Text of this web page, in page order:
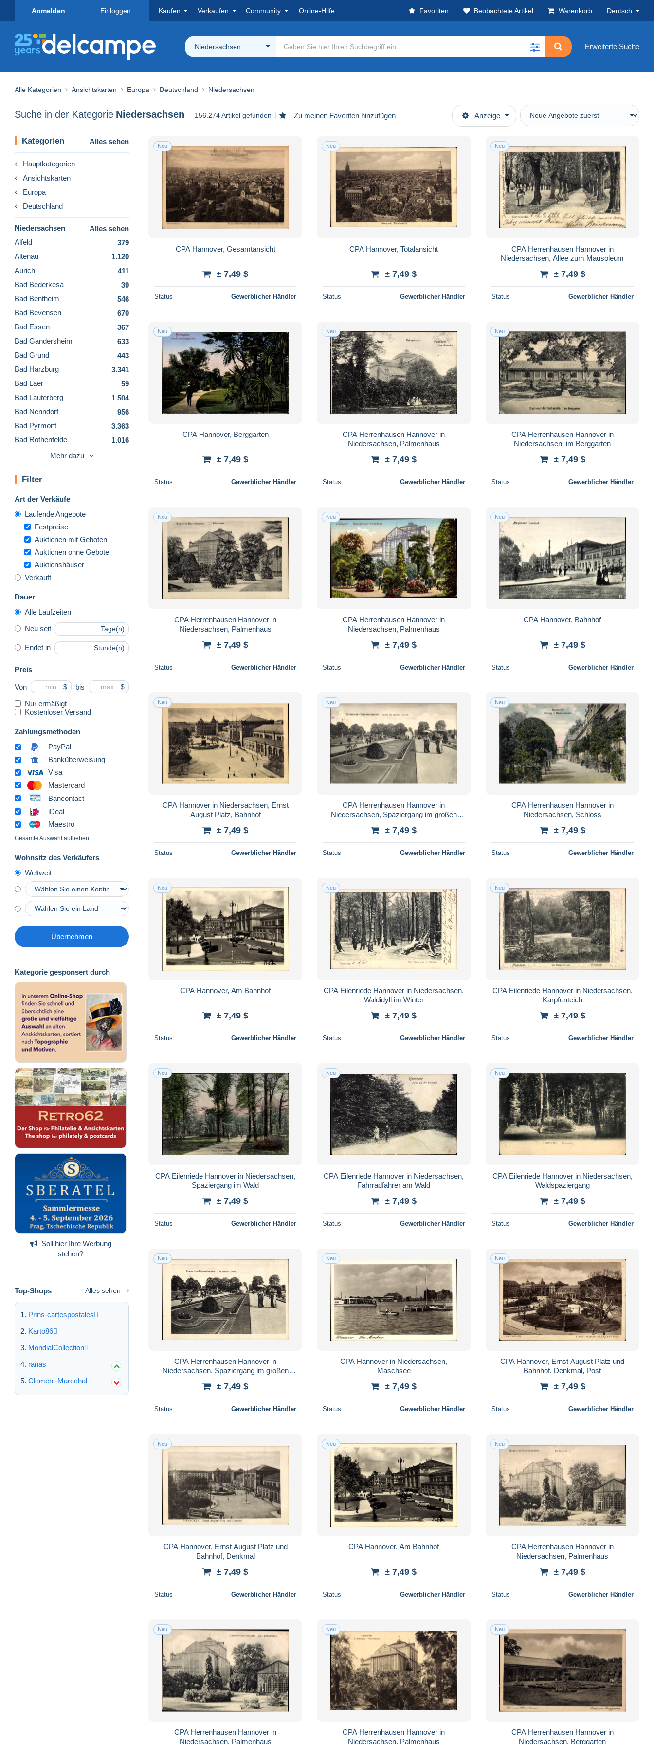
Anmelden Einloggen Kaufen Verkaufen Community Online-Hilfe Favoriten Beobachtete Artikel Warenkorb Deutsch
Niedersachsen Erweiterte Suche
Alle Kategorien Ansichtskarten Europa Deutschland Niedersachsen
Suche in der Kategorie Niedersachsen 156.274 Artikel gefunden Zu meinen Favoriten hinzufügen Anzeige
Kategorien Alles sehen
Hauptkategorien
Ansichtskarten
Europa
Deutschland
Niedersachsen
Alles sehen
Alfeld
379
Altenau
1.120
Aurich
411
Bad Bederkesa
39
Bad Bentheim
546
Bad Bevensen
670
Bad Essen
367
Bad Gandersheim
633
Bad Grund
443
Bad Harzburg
3.341
Bad Laer
59
Bad Lauterberg
1.504
Bad Nenndorf
956
Bad Pyrmont
3.363
Bad Rothenfelde
1.016
Bad Sachsa
Bad Zwischenahn
Barsinghausen
Bentheim
Bergen
Bissendorf
Bodenwerder
Borkum
Brake
Bramsche
Braunlage
Braunschweig
3.921
98
Buchholz
135
Bückeburg
Burgdorf
105
Burgwedel
24
Buxtehude
Clausthal-Zellerfeld
Cloppenburg
Cuxhaven
Damme
Dannenberg
Delmenhorst
Diepholz
Dinklage
Einbeck
Elsfleth
Emden
662
Esens
384
Friedeburg
27
Fürstenberg
65
Georgsmarienhütte
Goslar
6.911
Göttingen
2.179
Hameln (Pyrmont)
2.116
Hannover
12.450
Hannoversch Münden
2.082
Hardegsen
93
Haselünne
38
Helmstedt
506
Herzberg
Hessisch-Oldendorf
162
Hildesheim
4.200
Hitzacker
257
Hollenstedt
Holzminden
Jever
Juist
694
Königslutter
Langenargen
11
Langeoog
662
Leer
Lehrte
193
Lohne
Mehr dazu
Filter
Art der Verkäufe
Laufende Angebote
Festpreise
Auktionen mit Geboten
Auktionen ohne Gebote
Auktionshäuser
Verkauft
Dauer
Alle Laufzeiten
Neu seit Tage(n)
Endet in Stunde(n)
Preis
Von $ bis $
Nur ermäßigt
Kostenloser Versand
Zahlungsmethoden
PayPal
Banküberweisung
Visa
Mastercard
Bancontact
iDeal
Maestro
Gesamte Auswahl aufheben
Wohnsitz des Verkäufers
Weltweit
Übernehmen
Kategorie gesponsert durch
Soll hier Ihre Werbung
stehen?
Top-Shops Alles sehen
Prins-cartespostales
Karto86
MondialCollection
ranas
Clement-Marechal
Neu
CPA Hannover, Gesamtansicht
± 7,49 $
Status Gewerblicher Händler
Neu
CPA Hannover, Totalansicht
± 7,49 $
Status Gewerblicher Händler
Neu
CPA Herrenhausen Hannover in
Niedersachsen, Allee zum Mausoleum
± 7,49 $
Status Gewerblicher Händler
Neu
CPA Hannover, Berggarten
± 7,49 $
Status Gewerblicher Händler
Neu
CPA Herrenhausen Hannover in
Niedersachsen, Palmenhaus
± 7,49 $
Status Gewerblicher Händler
Neu
CPA Herrenhausen Hannover in
Niedersachsen, im Berggarten
± 7,49 $
Status Gewerblicher Händler
Neu
CPA Herrenhausen Hannover in
Niedersachsen, Palmenhaus
± 7,49 $
Status Gewerblicher Händler
Neu
CPA Herrenhausen Hannover in
Niedersachsen, Palmenhaus
± 7,49 $
Status Gewerblicher Händler
Neu
CPA Hannover, Bahnhof
± 7,49 $
Status Gewerblicher Händler
Neu
CPA Hannover in Niedersachsen, Ernst
August Platz, Bahnhof
± 7,49 $
Status Gewerblicher Händler
Neu
CPA Herrenhausen Hannover in
Niedersachsen, Spaziergang im großen
± 7,49 $
Status Gewerblicher Händler
Neu
CPA Herrenhausen Hannover in
Niedersachsen, Schloss
± 7,49 $
Status Gewerblicher Händler
Neu
CPA Hannover, Am Bahnhof
± 7,49 $
Status Gewerblicher Händler
Neu
CPA Eilenriede Hannover in Niedersachsen,
Waldidyll im Winter
± 7,49 $
Status Gewerblicher Händler
Neu
CPA Eilenriede Hannover in Niedersachsen,
Karpfenteich
± 7,49 $
Status Gewerblicher Händler
Neu
CPA Eilenriede Hannover in Niedersachsen,
Spaziergang im Wald
± 7,49 $
Status Gewerblicher Händler
Neu
CPA Eilenriede Hannover in Niedersachsen,
Fahrradfahrer am Wald
± 7,49 $
Status Gewerblicher Händler
Neu
CPA Eilenriede Hannover in Niedersachsen,
Waldspaziergang
± 7,49 $
Status Gewerblicher Händler
Neu
CPA Herrenhausen Hannover in
Niedersachsen, Spaziergang im großen
± 7,49 $
Status Gewerblicher Händler
Neu
CPA Hannover in Niedersachsen,
Maschsee
± 7,49 $
Status Gewerblicher Händler
Neu
CPA Hannover, Ernst August Platz und
Bahnhof, Denkmal, Post
± 7,49 $
Status Gewerblicher Händler
Neu
CPA Hannover, Ernst August Platz und
Bahnhof, Denkmal
± 7,49 $
Status Gewerblicher Händler
Neu
CPA Hannover, Am Bahnhof
± 7,49 $
Status Gewerblicher Händler
Neu
CPA Herrenhausen Hannover in
Niedersachsen, Palmenhaus
± 7,49 $
Status Gewerblicher Händler
Neu
CPA Herrenhausen Hannover in
Niedersachsen, Palmenhaus
Neu
CPA Herrenhausen Hannover in
Niedersachsen, Palmenhaus
Neu
CPA Herrenhausen Hannover in
Niedersachsen, Berggarten